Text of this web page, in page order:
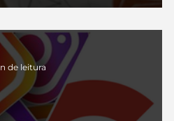
de leitura